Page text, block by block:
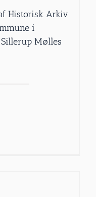
Historisk Arkiv
i
Mølles